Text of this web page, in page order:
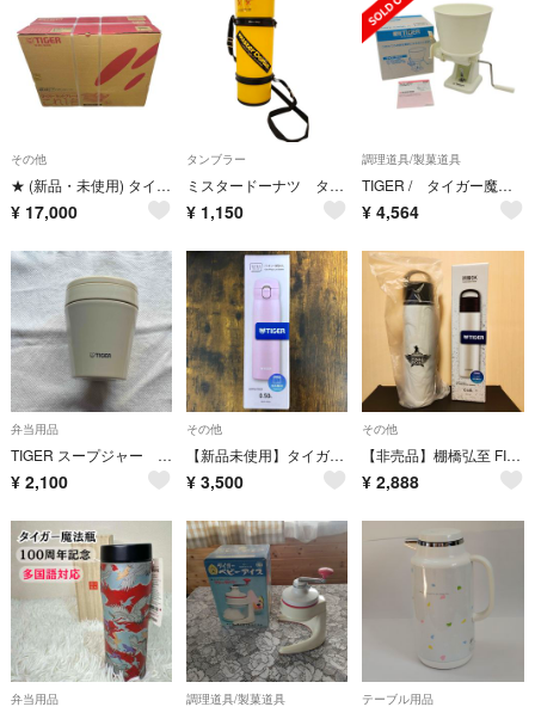
その他
★ (新品・未使用) タイガー ホットプレート CRCーA300-T ブラウン★
¥ 17,000
タンブラー
ミスタードーナツ タイガー魔法瓶 水筒 グッズ
¥ 1,150
調理道具/製菓道具
TIGER / タイガー魔法瓶 ◆餅切り機 まる餅くん SMX-5400 生活雑貨【中古】 [0220561896]
¥ 4,564
弁当用品
TIGER スープジャー ホワイト
¥ 2,100
その他
【新品未使用】タイガー魔法瓶 真空断熱ボトル ローズピンク MKR-W050 500ml 水筒 ステンレスボトル
¥ 3,500
その他
【非売品】棚橋弘至 FINAL ROAD タイガー真空断熱ボトル 1本 炭酸OK 600ml パールホワイト
¥ 2,888
弁当用品 調理道具/製菓道具 テーブル用品